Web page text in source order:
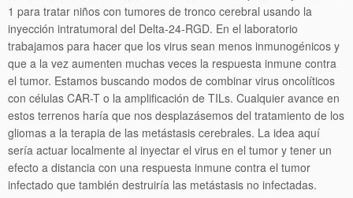
1 para tratar niños con tumores de tronco cerebral usando la
inyección intratumoral del Delta-24-RGD. En el laboratorio
trabajamos para hacer que los virus sean menos inmunogénicos y
que a la vez aumenten muchas veces la respuesta inmune contra
el tumor. Estamos buscando modos de combinar virus oncolíticos
con células CAR-T o la amplificación de TILs. Cualquier avance en
estos terrenos haría que nos desplazásemos del tratamiento de los
gliomas a la terapia de las metástasis cerebrales. La idea aquí
sería actuar localmente al inyectar el virus en el tumor y tener un
efecto a distancia con una respuesta inmune contra el tumor
infectado que también destruiría las metástasis no infectadas.